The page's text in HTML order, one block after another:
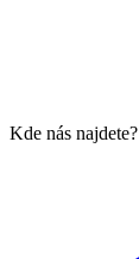
Kde nás najdete?